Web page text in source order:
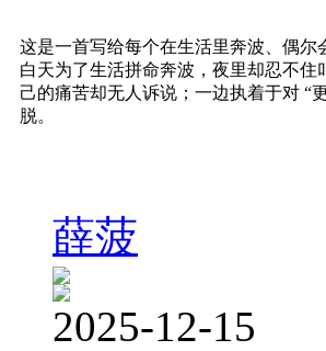
这是一首写给每个在生活里奔波、偶
白天为了生活拼命奔波，夜里却忍不
己的痛苦却无人诉说；一边执着于对 “
脱。
薛菠
2025-12-15